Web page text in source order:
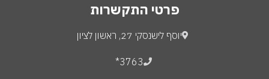
פרטי התקשרות
יוסף לישנסקי 27, ראשון לציון
3763*